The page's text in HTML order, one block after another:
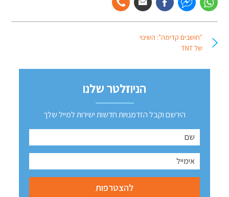
"חושבים קדימה": השינוי
של TNT
הניוזלטר שלנו
הירשם וקבל הזדמנויות חדשות ישירות למייל שלך